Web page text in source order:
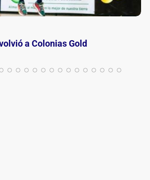
y perdió ante El Ceibo